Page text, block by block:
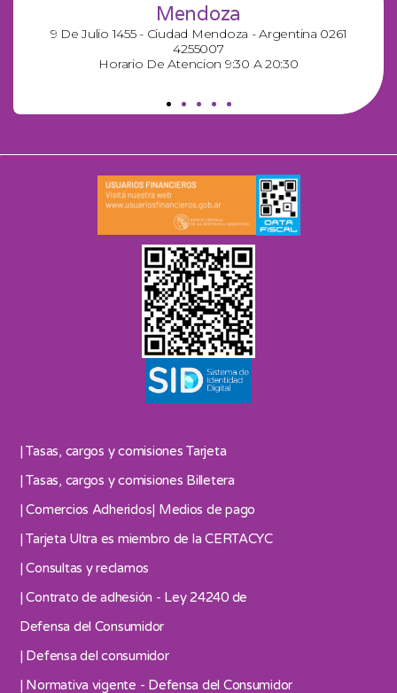
Mendoza
9 De Julio 1455 - Ciudad Mendoza - Argentina 0261
4255007
Horario De Atencion 9:30 A 20:30
| Tasas, cargos y comisiones Tarjeta
| Tasas, cargos y comisiones Billetera
| Comercios Adheridos| Medios de pago
| Tarjeta Ultra es miembro de la CERTACYC
| Consultas y reclamos
| Contrato de adhesión - Ley 24240 de
Defensa del Consumidor
| Defensa del consumidor
| Normativa vigente - Defensa del Consumidor